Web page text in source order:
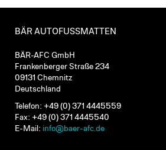
BÄR AUTOFUSSMATTEN
BÄR-AFC GmbH
Frankenberger Straße 234
09131 Chemnitz
Deutschland
Telefon: +49 (0) 371 4445559
Fax: +49 (0) 371 4445540
E-Mail: info@baer-afc.de